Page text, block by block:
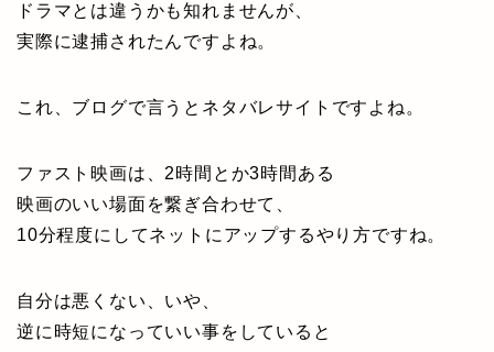
ドラマとは違うかも知れませんが、
実際に逮捕されたんですよね。
これ、ブログで言うとネタバレサイトですよね。
ファスト映画は、2時間とか3時間ある
映画のいい場面を繋ぎ合わせて、
10分程度にしてネットにアップするやり方ですね。
自分は悪くない、いや、
逆に時短になっていい事をしていると